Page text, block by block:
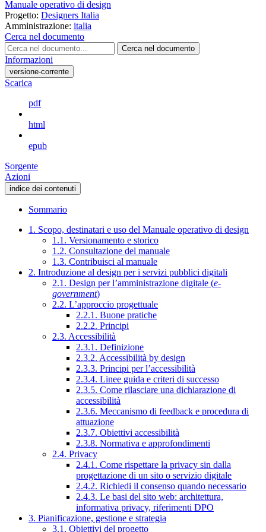
Manuale operativo di design
Progetto: Designers Italia
Amministrazione: italia
Cerca nel documento
Cerca nel documento
Informazioni
versione-corrente
Scarica
pdf
html
epub
Sorgente
Azioni
indice dei contenuti
Sommario
1. Scopo, destinatari e uso del Manuale operativo di design
1.1. Versionamento e storico
1.2. Consultazione del manuale
1.3. Contribuisci al manuale
2. Introduzione al design per i servizi pubblici digitali
2.1. Design per l’amministrazione digitale (e-
government)
2.2. L’approccio progettuale
2.2.1. Buone pratiche
2.2.2. Principi
2.3. Accessibilità
2.3.1. Definizione
2.3.2. Accessibilità by design
2.3.3. Principi per l’accessibilità
2.3.4. Linee guida e criteri di successo
2.3.5. Come rilasciare una dichiarazione di
accessibilità
2.3.6. Meccanismo di feedback e procedura di
attuazione
2.3.7. Obiettivi accessibilità
2.3.8. Normativa e approfondimenti
2.4. Privacy
2.4.1. Come rispettare la privacy sin dalla
progettazione di un sito o servizio digitale
2.4.2. Richiedi il consenso quando necessario
2.4.3. Le basi del sito web: architettura,
informativa privacy, riferimenti DPO
3. Pianificazione, gestione e strategia
3.1. Obiettivi del progetto